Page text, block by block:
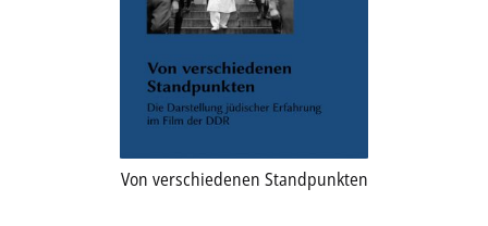
Von verschiedenen Standpunkten